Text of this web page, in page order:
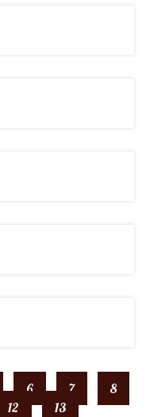
6 7
8
12 13